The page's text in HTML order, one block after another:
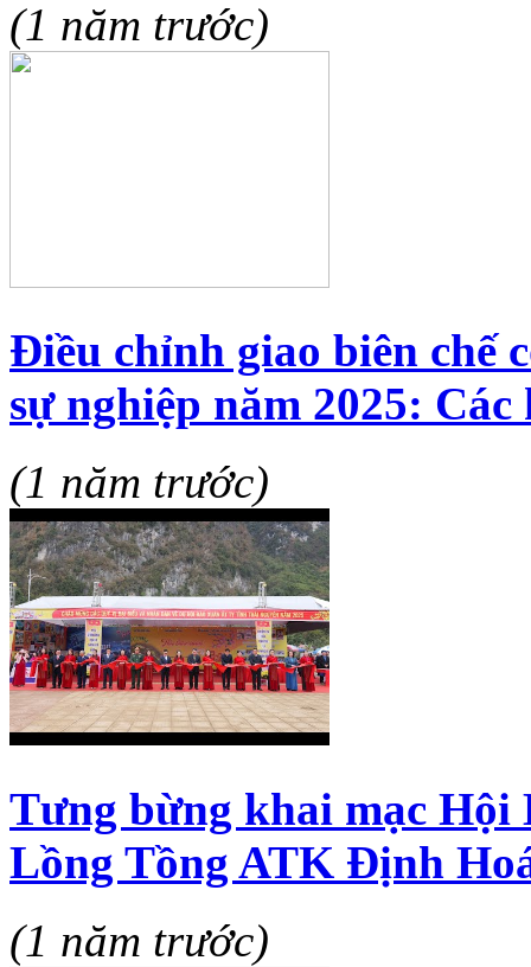
(1 năm trước)
Điều chỉnh giao biên chế
sự nghiệp năm 2025:
(1 năm trước)
Tưng bừng khai mạc Hội
Lồng Tồng ATK Định
(1 năm trước)